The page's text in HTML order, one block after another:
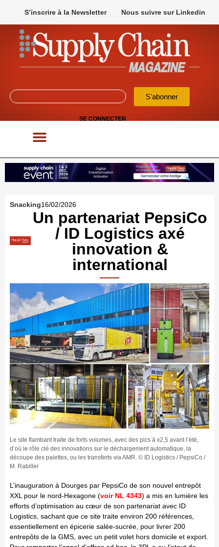
S’inscrire à la Newsletter Nous suivre sur Linkedin
S'abonner
SE CONNECTER
Un partenariat PepsiCo
/ ID Logistics axé
innovation &
international
Le site flambant traite de forts volumes, avec des pics à x2,5 avant l’été,
d’où le rôle clé des innovations sur le déchargement automatique, la
découpe des palettes, ou les transferts via AMR. © ID Logistics / PepsiCo /
M. Rabiller
L’inauguration à Dourges par PepsiCo de son nouvel entrepôt
XXL pour le nord-Hexagone (voir NL 4343) a mis en lumière les
efforts d’optimisation au cœur de son partenariat avec ID
Logistics, sachant que ce site traite environ 200 références,
essentiellement en épicerie salée-sucrée, pour livrer 200
entrepôts de la GMS, avec un petit volet hors domicile et export.
Snacking16/02/2026